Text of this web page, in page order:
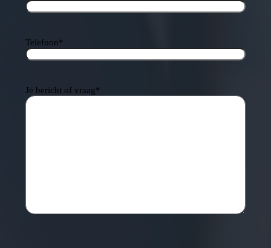
Telefoon*
Je bericht of vraag*